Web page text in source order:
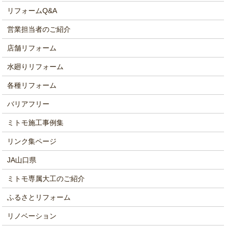
リフォームQ&A
営業担当者のご紹介
店舗リフォーム
水廻りリフォーム
各種リフォーム
バリアフリー
ミトモ施工事例集
リンク集ページ
JA山口県
ミトモ専属大工のご紹介
ふるさとリフォーム
リノベーション